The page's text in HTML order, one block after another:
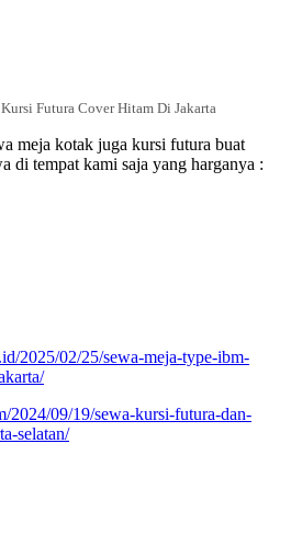
Futura Cover Hitam Di Jakarta
meja kotak juga kursi futura buat
di tempat kami saja yang harganya :
2025/02/25/sewa-meja-type-ibm-
2024/09/19/sewa-kursi-futura-dan-
selatan/